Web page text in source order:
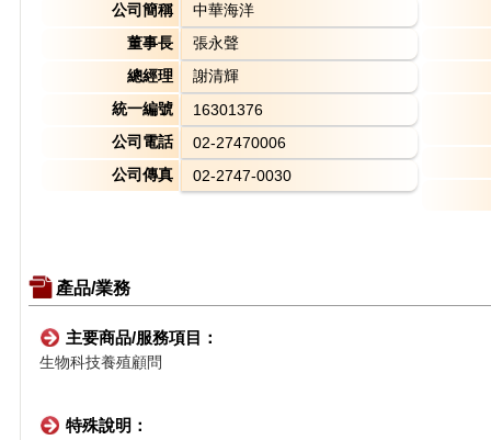
公司簡稱
中華海洋
董事長
張永聲
總經理
謝清輝
統一編號
16301376
公司電話
02-27470006
公司傳真
02-2747-0030
產品/業務
主要商品/服務項目：
生物科技養殖顧問
特殊說明：